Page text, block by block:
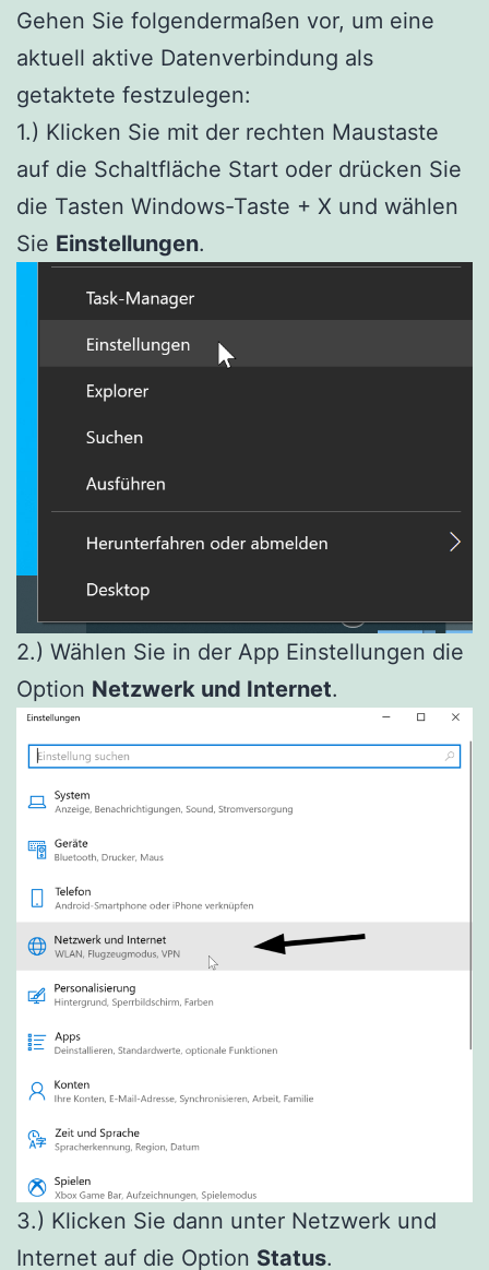
Gehen Sie folgendermaßen vor, um eine
aktuell aktive Datenverbindung als
getaktete festzulegen:
1.) Klicken Sie mit der rechten Maustaste
auf die Schaltfläche Start oder drücken Sie
die Tasten Windows-Taste + X und wählen
Sie Einstellungen.
2.) Wählen Sie in der App Einstellungen die
Option Netzwerk und Internet.
3.) Klicken Sie dann unter Netzwerk und
Internet auf die Option Status.